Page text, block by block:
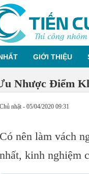
GIỚI THIỆU
Nhược Điểm
Chủ nhật - 05/04/2020 09:31
Có nên làm vách
nhất, kinh nghiệm